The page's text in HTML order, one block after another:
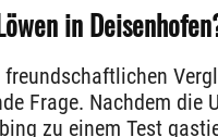
in
Frage. Nachdem die
zu einem Test